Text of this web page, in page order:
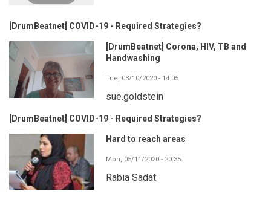
[DrumBeatnet] COVID-19 - Required Strategies?
[DrumBeatnet] Corona, HIV, TB and
Handwashing
Tue, 03/10/2020 - 14:05
sue.goldstein
[DrumBeatnet] COVID-19 - Required Strategies?
Hard to reach areas
Mon, 05/11/2020 - 20:35
Rabia Sadat